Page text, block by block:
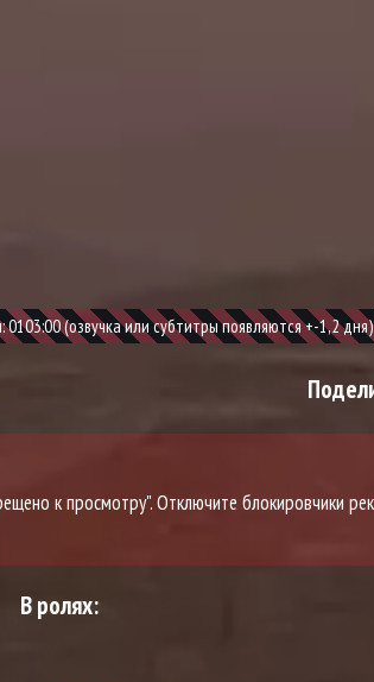
(озвучка или субтитры появляются +-1,2 дня)
к просмотру". Отключите блокировчики
В ролях: